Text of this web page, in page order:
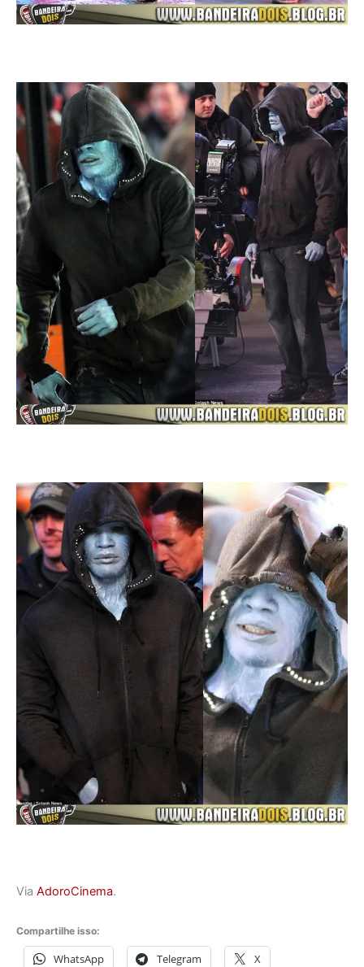
Via AdoroCinema.
Compartilhe isso:
WhatsApp Telegram X